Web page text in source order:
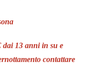
dai 13 anni in su e
contattare